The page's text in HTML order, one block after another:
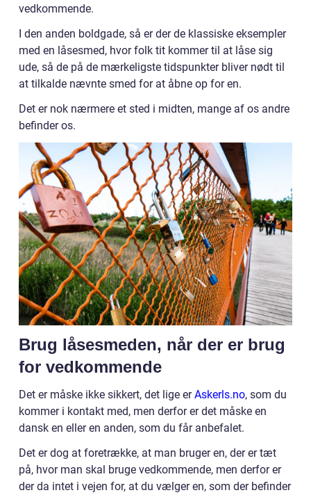
vedkommende.
I den anden boldgade, så er der de klassiske eksempler
med en låsesmed, hvor folk tit kommer til at låse sig
ude, så de på de mærkeligste tidspunkter bliver nødt til
at tilkalde nævnte smed for at åbne op for en.
Det er nok nærmere et sted i midten, mange af os andre
befinder os.
Brug låsesmeden, når der er brug
for vedkommende
Det er måske ikke sikkert, det lige erAskerls.no, som du
kommer i kontakt med, men derfor er det måske en
dansk en eller en anden, som du får anbefalet.
Det er dog at foretrække, at man bruger en, der er tæt
på, hvor man skal bruge vedkommende, men derfor er
der da intet i vejen for, at du vælger en, som der befinder